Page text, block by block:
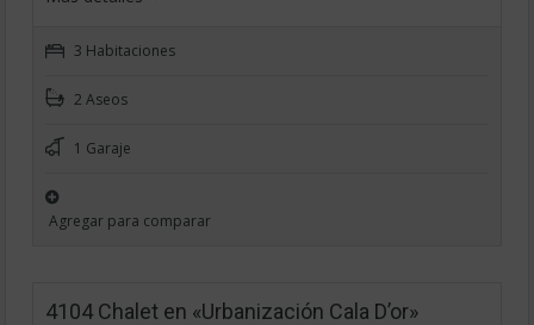
3 Habitaciones
2 Aseos
1 Garaje
Agregar para comparar
4104 Chalet en «Urbanización Cala D’or»